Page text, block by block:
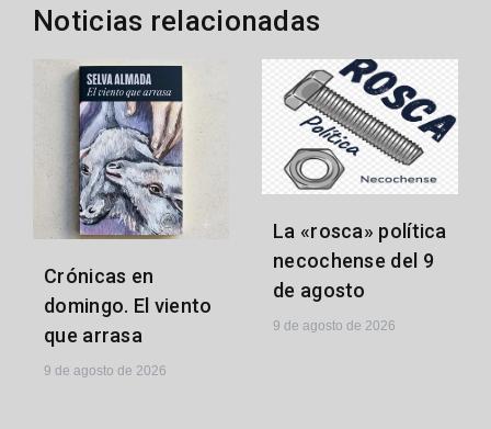
Noticias relacionadas
Crónicas en
domingo. El viento
que arrasa
9 de agosto de 2026
La «rosca» política
necochense del 9
de agosto
9 de agosto de 2026